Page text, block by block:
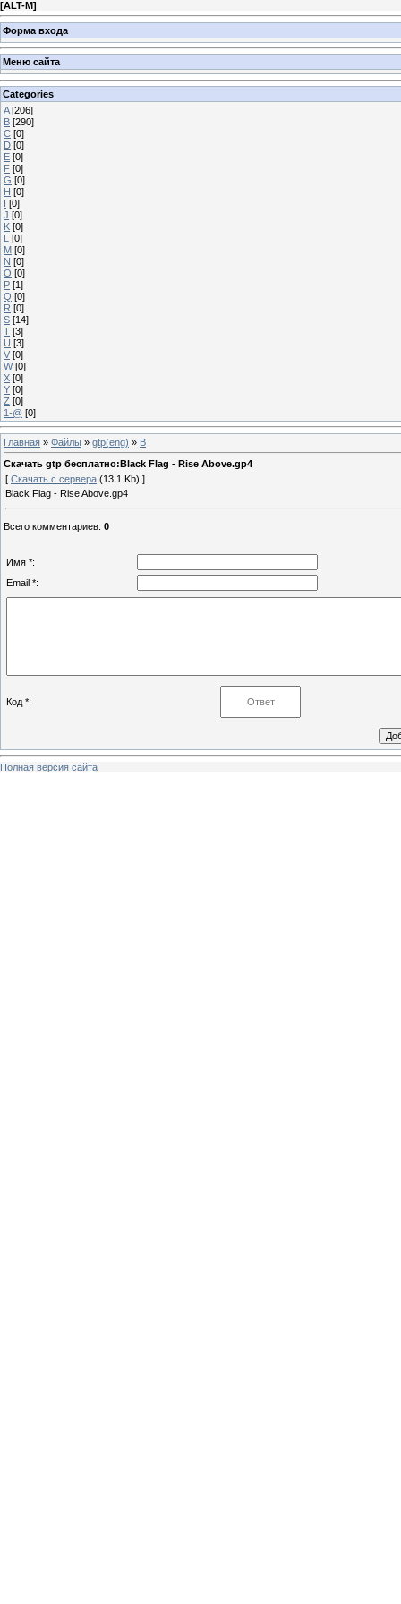
[ALT-M]
Форма входа
Меню сайта
Categories
A [206]
B [290]
C [0]
D [0]
E [0]
F [0]
G [0]
H [0]
I [0]
J [0]
K [0]
L [0]
M [0]
N [0]
O [0]
P [1]
Q [0]
R [0]
S [14]
T [3]
U [3]
V [0]
W [0]
X [0]
Y [0]
Z [0]
1-@ [0]
Главная » Файлы » gtp(eng) » B
Скачать gtp бесплатно:Black Flag - Rise Above.gp4
[ Скачать с сервера (13.1 Kb) ]
Black Flag - Rise Above.gp4
Всего комментариев: 0
Имя *:
Email *:
Код *:
Полная версия сайта